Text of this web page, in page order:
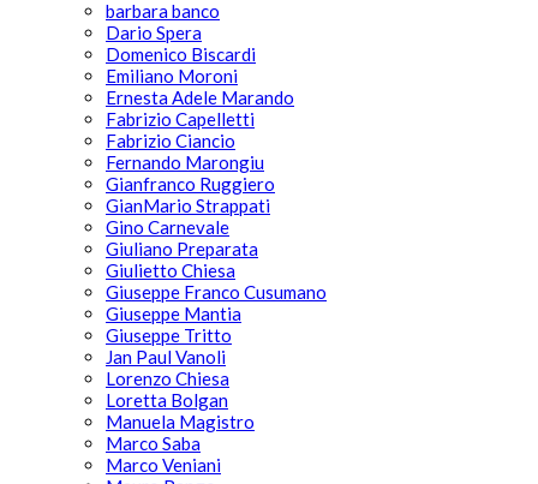
barbara banco
Dario Spera
Domenico Biscardi
Emiliano Moroni
Ernesta Adele Marando
Fabrizio Capelletti
Fabrizio Ciancio
Fernando Marongiu
Gianfranco Ruggiero
GianMario Strappati
Gino Carnevale
Giuliano Preparata
Giulietto Chiesa
Giuseppe Franco Cusumano
Giuseppe Mantia
Giuseppe Tritto
Jan Paul Vanoli
Lorenzo Chiesa
Loretta Bolgan
Manuela Magistro
Marco Saba
Marco Veniani